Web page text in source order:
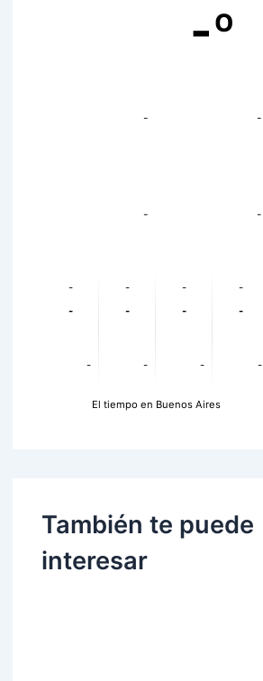
-º
- -
- -
-
-
-
-
-
-
-
-
-
-
-
-
El tiempo en Buenos Aires
También te puede
interesar